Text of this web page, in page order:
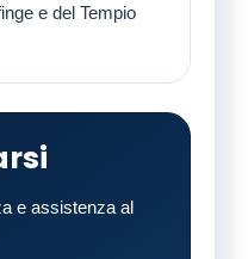
e del Tempio
e assistenza al